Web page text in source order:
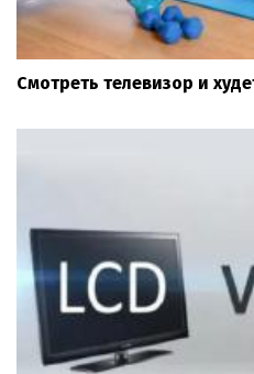
Смотреть телевизор и